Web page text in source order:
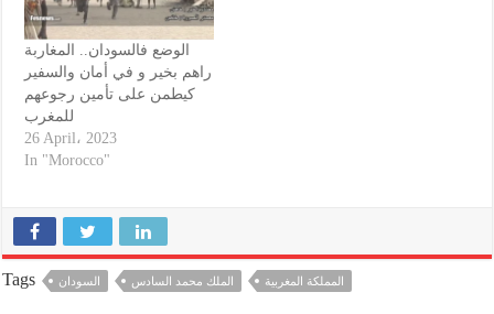
الوضع فالسودان.. المغاربة
راهم بخير و في أمان والسفير
كيطمن على تأمين رجوعهم
للمغرب
26 April، 2023
In "Morocco"
Tags السودان الملك محمد السادس المملكة المغربية